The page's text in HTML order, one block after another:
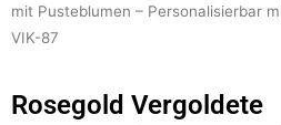
mit Pusteblumen – Personalisierbar
VIK-87
Rosegold Vergoldete